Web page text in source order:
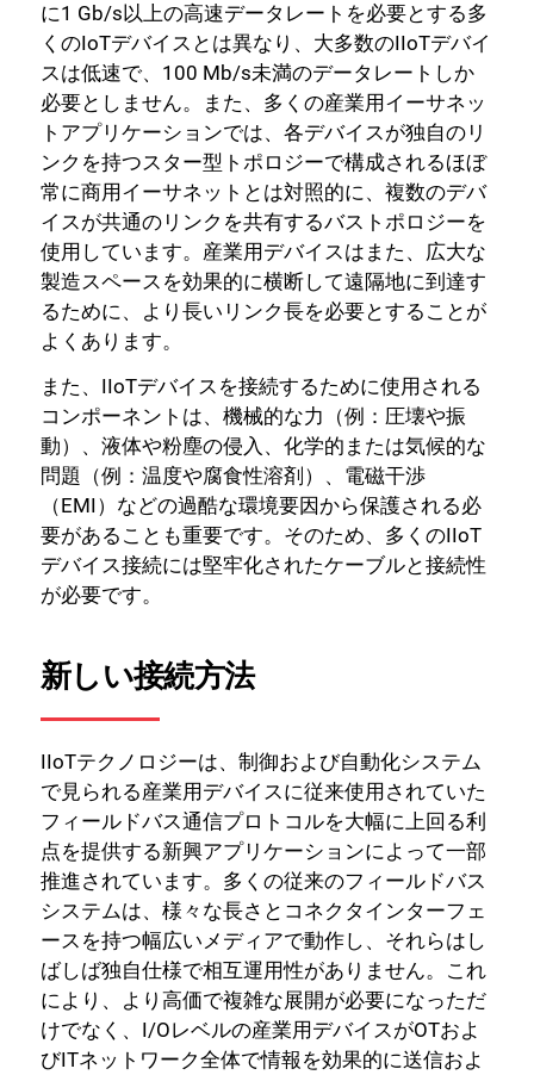
に1 Gb/s以上の高速データレートを必要とする多
くのIoTデバイスとは異なり、大多数のIIoTデバイ
スは低速で、100 Mb/s未満のデータレートしか
必要としません。また、多くの産業用イーサネッ
トアプリケーションでは、各デバイスが独自のリ
ンクを持つスター型トポロジーで構成されるほぼ
常に商用イーサネットとは対照的に、複数のデバ
イスが共通のリンクを共有するバストポロジーを
使用しています。産業用デバイスはまた、広大な
製造スペースを効果的に横断して遠隔地に到達す
るために、より長いリンク長を必要とすることが
よくあります。
また、IIoTデバイスを接続するために使用される
コンポーネントは、機械的な力（例：圧壊や振
動）、液体や粉塵の侵入、化学的または気候的な
問題（例：温度や腐食性溶剤）、電磁干渉
（EMI）などの過酷な環境要因から保護される必
要があることも重要です。そのため、多くのIIoT
デバイス接続には堅牢化されたケーブルと接続性
が必要です。
新しい接続方法
IIoTテクノロジーは、制御および自動化システム
で見られる産業用デバイスに従来使用されていた
フィールドバス通信プロトコルを大幅に上回る利
点を提供する新興アプリケーションによって一部
推進されています。多くの従来のフィールドバス
システムは、様々な長さとコネクタインターフェ
ースを持つ幅広いメディアで動作し、それらはし
ばしば独自仕様で相互運用性がありません。これ
により、より高価で複雑な展開が必要になっただ
けでなく、I/Oレベルの産業用デバイスがOTおよ
びITネットワーク全体で情報を効果的に送信およ